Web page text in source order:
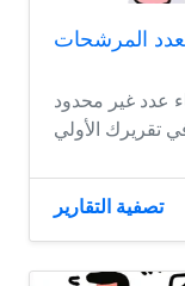
المرشحات
عدد غير محدود
تصفية التقارير